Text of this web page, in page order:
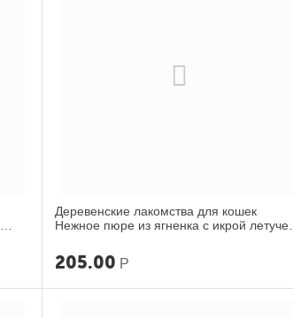
Деревенские лакомства для кошек
Нежное пюре из ягненка с икрой летучей
205.00 Р